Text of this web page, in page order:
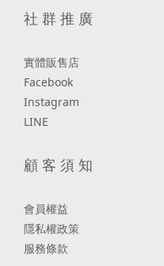
社 群 推 廣
實體販售店
Facebook
Instagram
LINE
顧 客 須 知
會員權益
隱私權政策
服務條款